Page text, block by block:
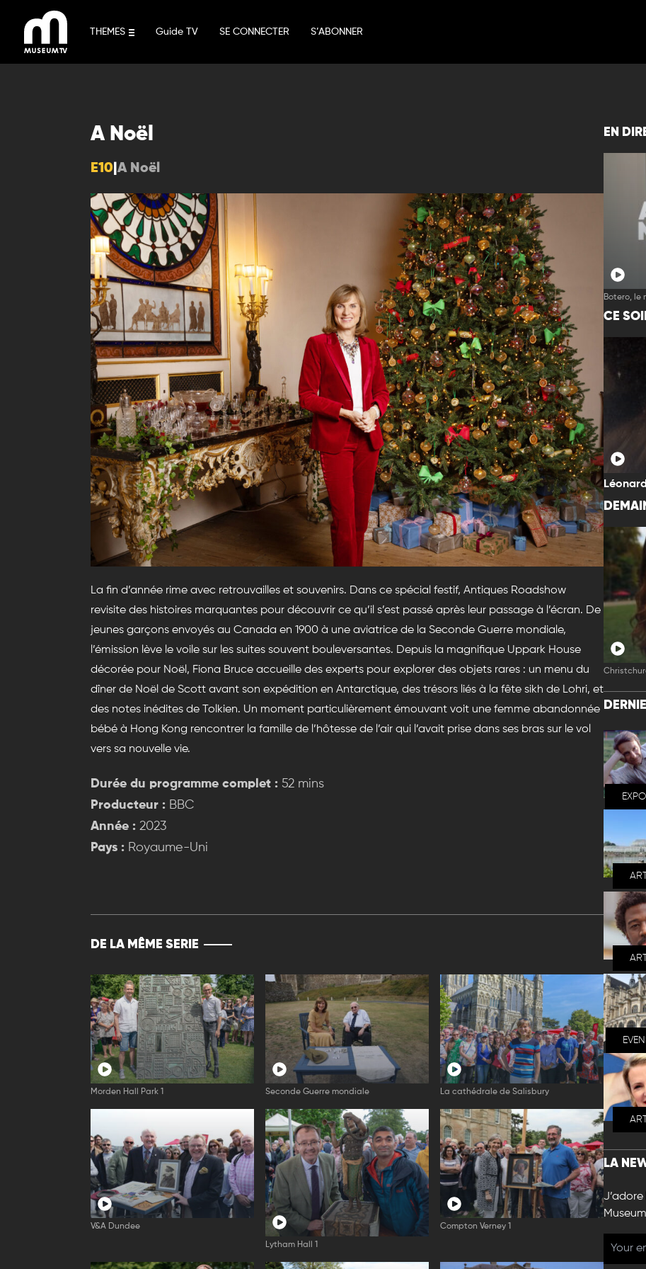
contenu
THEMES Guide TV SE CONNECTER S’ABONNER
A Noël
E10 A Noël
La fin d’année rime avec retrouvailles et souvenirs. Dans ce spécial festif, Antiques Roadshow
revisite des histoires marquantes pour découvrir ce qu’il s’est passé après leur passage à l’écran. De
jeunes garçons envoyés au Canada en 1900 à une aviatrice de la Seconde Guerre mondiale,
l’émission lève le voile sur les suites souvent bouleversantes. Depuis la magnifique Uppark House
décorée pour Noël, Fiona Bruce accueille des experts pour explorer des objets rares : un menu du
dîner de Noël de Scott avant son expédition en Antarctique, des trésors liés à la fête sikh de Lohri, et
des notes inédites de Tolkien. Un moment particulièrement émouvant voit une femme abandonnée
bébé à Hong Kong rencontrer la famille de l’hôtesse de l’air qui l’avait prise dans ses bras sur le vol
vers sa nouvelle vie.
Durée du programme complet : 52 mins
Producteur : BBC
Année : 2023
Pays : Royaume-Uni
DE LA MÊME SERIE
Morden Hall Park 1 Seconde Guerre mondiale La cathédrale de Salisbury
V&A Dundee
Lytham Hall 1
Compton Verney 1
EN
Botero, le
CE
LA
J’adore
Museum